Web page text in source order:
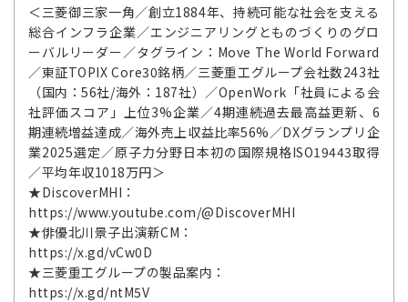
＜三菱御三家一角／創立1884年、持続可能な社会を支える
総合インフラ企業／エンジニアリングとものづくりのグロ
ーバルリーダー／タグライン：Move The World Forward
／東証TOPIX Core30銘柄／三菱重工グループ会社数243社
（国内：56社/海外：187社）／OpenWork「社員による会
社評価スコア」上位3%企業／4期連続過去最高益更新、6
期連続増益達成／海外売上収益比率56%／DXグランプリ企
業2025選定／原子力分野日本初の国際規格ISO19443取得
／平均年収1018万円＞
★DiscoverMHI：
https://www.youtube.com/@DiscoverMHI
★俳優北川景子出演新CM：
https://x.gd/vCw0D
★三菱重工グループの製品案内：
https://x.gd/ntM5V